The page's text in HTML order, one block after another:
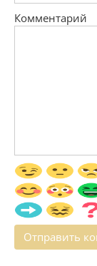
Комментарий